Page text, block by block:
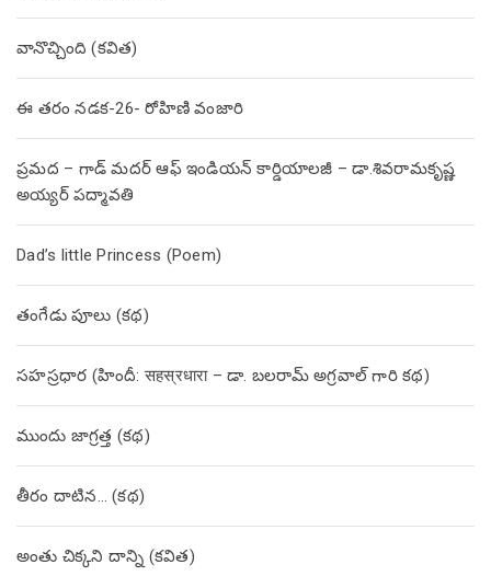
వానొచ్చింది (కవిత)
ఈ తరం నడక-26- రోహిణి వంజారి
ప్రమద – గాడ్ మదర్ ఆఫ్ ఇండియన్ కార్డియాలజీ – డా.శివరామకృష్ణ
అయ్యర్ పద్మావతి
Dad’s little Princess (Poem)
తంగేడు పూలు (క‌థ‌)
సహస్రధార (హిందీ: सहस्रधारा – డా. బలరామ్ అగ్రవాల్ గారి కథ)
ముందు జాగ్రత్త (క‌థ‌)
తీరం దాటిన… (క‌థ‌)
అంతు చిక్కని దాన్ని (కవిత)